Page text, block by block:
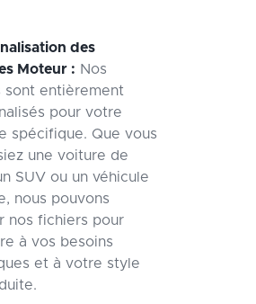
des
Moteur : Nos
sont entièrement
pour votre
spécifique. Que vous
une voiture de
SUV ou un véhicule
nous pouvons
nos fichiers pour
à vos besoins
et à votre style